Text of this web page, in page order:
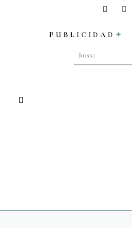
PUBLICIDAD